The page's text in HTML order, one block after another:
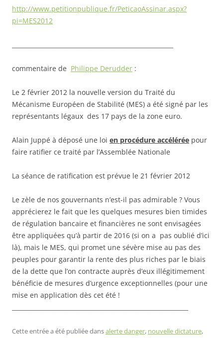
http://www.petitionpublique.fr/PeticaoAssinar.aspx?
pi=MES2012
commentaire de Philippe Derudder :
Le 2 février 2012 la nouvelle version du Traité du
Mécanisme Européen de Stabilité (MES) a été signé par les
représentants légaux des 17 pays de la zone euro.
Alain Juppé à déposé une loi en procédure accélérée pour
faire ratifier ce traité par l’Assemblée Nationale
La séance de ratification est prévue le 21 février 2012
Le zèle de nos gouvernants n’est-il pas admirable ? Vous
apprécierez le fait que les quelques mesures bien timides
de régulation bancaire et financières ne sont envisagées
être appliquées qu’à partir de 2016 (si on a pas oublié d’ici
là), mais le MES, qui promet une sévère mise au pas des
peuples pour garantir la rente des plus riches par le biais
de la dette que l’on contracte auprès d’eux illégitimement
bénéficie de mesures d’urgence exceptionnelles (pour une
mise en application dès cet été !
Cette entrée a été publiée dansalerte danger, nouvelle dictature,